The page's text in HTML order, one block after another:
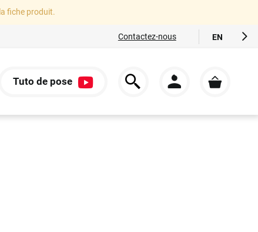
fiche produit.
Contactez-nous EN
DE
Tuto de pose